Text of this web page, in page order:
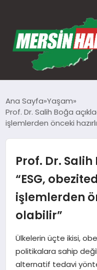
GÜNDEM
TEKNOLOJI
YAŞAM
Ana Sayfa Yaşam
Prof. Dr. Salih Boğa
işlemlerden önceki
Prof. Dr. Salih
“ESG,
işlemlerden
olabilir”
Ülkelerin üçte ikisi,
politikalara sahip
alternatif tedavi